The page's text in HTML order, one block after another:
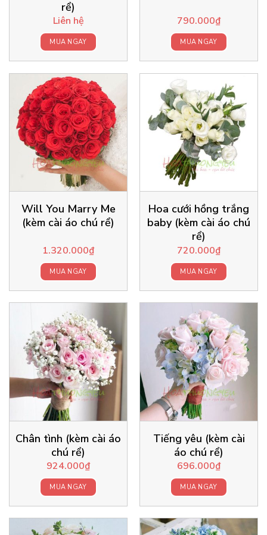
rể)
Liên hệ
MUA NGAY
790.000₫
MUA NGAY
Will You Marry Me
(kèm cài áo chú rể)
1.320.000₫
MUA NGAY
Hoa cưới hồng trắng
baby (kèm cài áo chú
rể)
720.000₫
MUA NGAY
Chân tình (kèm cài áo
chú rể)
924.000₫
MUA NGAY
Tiếng yêu (kèm cài
áo chú rể)
696.000₫
MUA NGAY